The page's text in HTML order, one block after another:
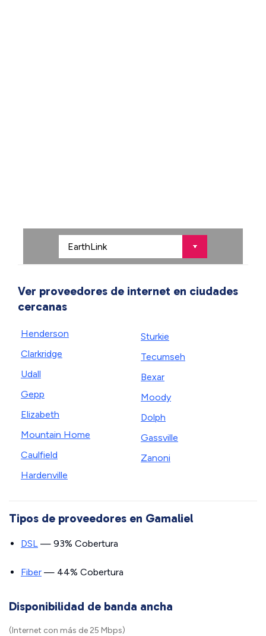
Ver proveedores de internet en ciudades
cercanas
Henderson
Clarkridge
Udall
Gepp
Elizabeth
Mountain Home
Caulfield
Hardenville
Sturkie
Tecumseh
Bexar
Moody
Dolph
Gassville
Zanoni
Tipos de proveedores en Gamaliel
DSL — 93% Cobertura
Fiber — 44% Cobertura
Disponibilidad de banda ancha
(Internet con más de 25 Mbps)